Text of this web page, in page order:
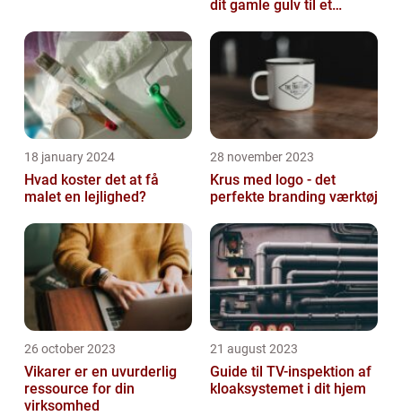
dit gamle gulv til et
18 january 2024
Hvad koster det at få
malet en lejlighed?
28 november 2023
Krus med logo - det
perfekte branding værktøj
26 october 2023
Vikarer er en uvurderlig
ressource for din
virksomhed
21 august 2023
Guide til TV-inspektion af
kloaksystemet i dit hjem